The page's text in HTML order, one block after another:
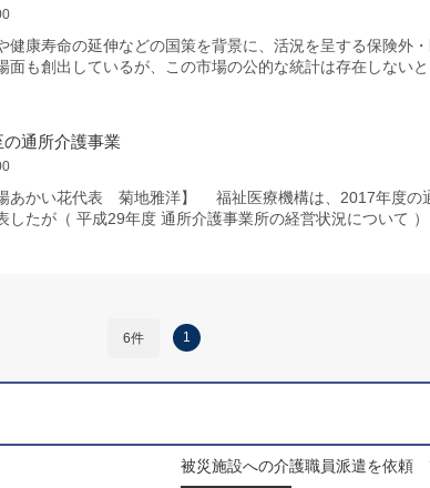
康寿命の延伸などの国策を背景に、活況を呈する保険外
面も創出しているが、この市場の公的な統計は存在しない
通所介護事業
場あかい花代表 菊地雅洋】 福祉医療機構は、2017年度の
したが（ 平成29年度 通所介護事業所の経営状況について
6件 1
被災施設への介護職員派遣を依頼